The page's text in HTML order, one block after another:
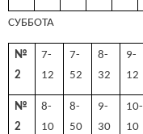
СУББОТА
№
2
7-
12
7-
52
8-
32
9-
12
№
2
8-
10
8-
50
9-
30
10-
10